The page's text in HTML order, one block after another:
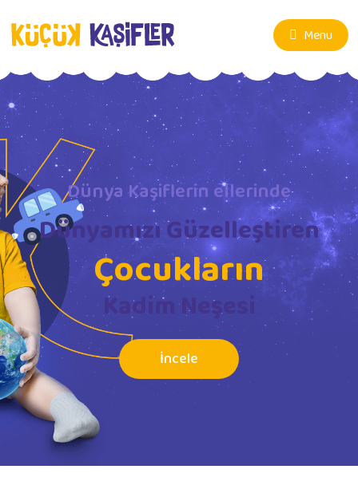
Menu
Dünya Kaşiflerin ellerinde
Dünyamızı Güzelleştiren
Çocukların
Kadim Neşesi
İncele